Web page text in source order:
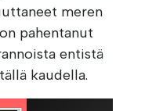
meren
pahentanut
entistä
kaudella.